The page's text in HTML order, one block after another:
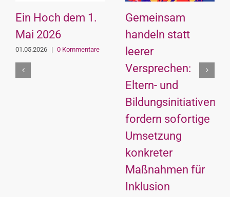
Ein Hoch dem 1.
Mai 2026
01.05.2026 | 0 Kommentare
Gemeinsam
handeln statt
leerer
Versprechen:
Eltern- und
Bildungsinitiativen
fordern sofortige
Umsetzung
konkreter
Maßnahmen für
Inklusion